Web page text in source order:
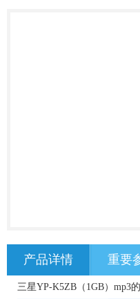
产品详情 重要
三星YP-K5ZB（1GB）mp3